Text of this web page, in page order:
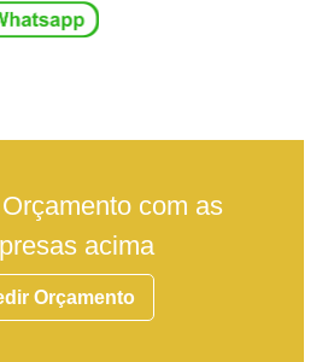
com as
acima
Orçamento